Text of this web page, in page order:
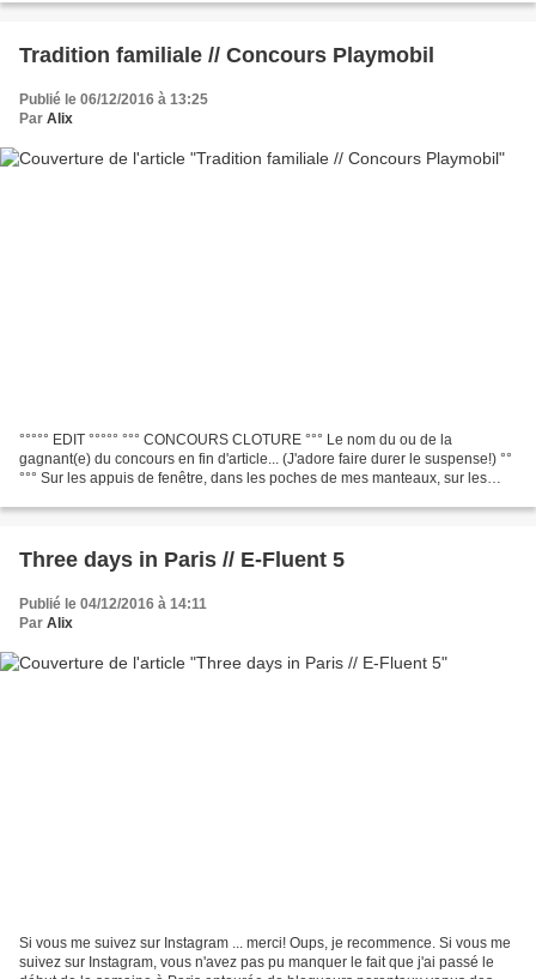
Tradition familiale // Concours Playmobil
Publié le 06/12/2016 à 13:25
Par Alix
°°°°° EDIT °°°°° °°° CONCOURS CLOTURE °°° Le nom du ou de la
gagnant(e) du concours en fin d'article... (J'adore faire durer le suspense!) °°
°°° Sur les appuis de fenêtre, dans les poches de mes manteaux, sur les
Three days in Paris // E-Fluent 5
Publié le 04/12/2016 à 14:11
Par Alix
Si vous me suivez sur Instagram ... merci! Oups, je recommence. Si vous me
suivez sur Instagram, vous n'avez pas pu manquer le fait que j'ai passé le